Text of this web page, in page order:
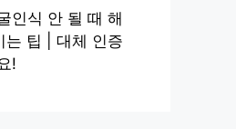
인식 안 될 때 해
는 팁 | 대체 인증
!